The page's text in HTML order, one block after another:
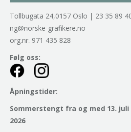
Tollbugata 24,0157 Oslo | 23 35 89
ng@norske-grafikere.no
org.nr. 971 435 828
Følg oss:
Åpningstider:
Sommerstengt fra og med 13.
2026